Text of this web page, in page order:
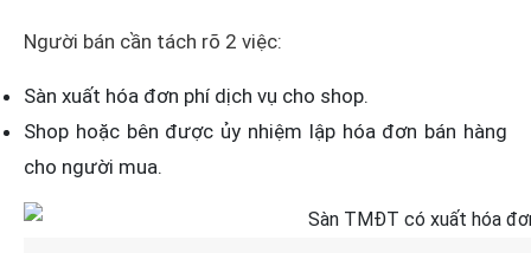
Người bán cần tách rõ 2 việc:
Sàn xuất hóa đơn phí dịch vụ cho shop.
Shop hoặc bên được ủy nhiệm lập hóa đơn bán hàng
cho người mua.